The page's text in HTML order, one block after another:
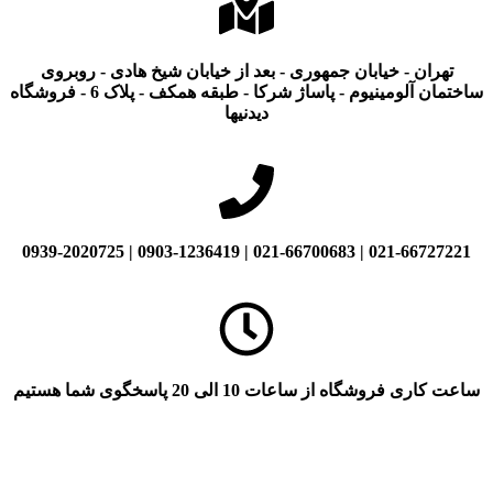
تهران - خیابان جمهوری - بعد از خیابان شیخ هادی - روبروی
ساختمان آلومینیوم - پاساژ شرکا - طبقه همکف - پلاک 6 - فروشگاه
دیدنیها
021-66727221 | 021-66700683 | 0903-1236419 | 0939-2020725
ساعت کاری فروشگاه از ساعات 10 الی 20 پاسخگوی شما هستیم